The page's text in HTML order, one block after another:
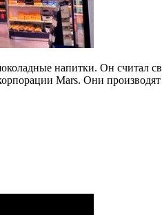
напитки. Он считал
Mars. Они